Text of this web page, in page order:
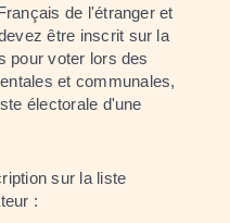
de l'étranger et
être inscrit sur la
pour voter lors des
et communales,
électorale d'une
sur la liste
: